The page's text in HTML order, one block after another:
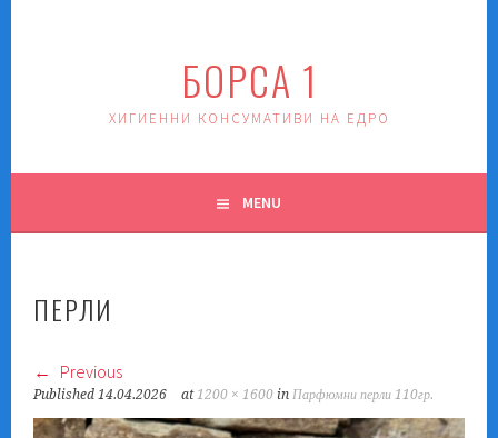
БОРСА 1
ХИГИЕННИ КОНСУМАТИВИ НА ЕДРО
MENU
ПЕРЛИ
Previous
Published14.04.2026 at1200 × 1600 inПарфюмни перли 110гр.